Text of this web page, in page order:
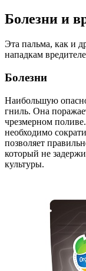
Болезни и
Эта пальма, как и
нападкам
Болезни
Наибольшую
гниль. Она
чрезмерном
необходимо
позволяет
который не
культуры.